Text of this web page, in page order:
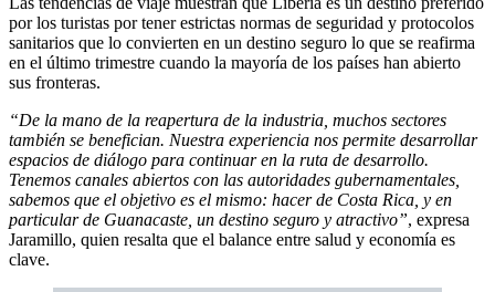
por los turistas por tener estrictas normas de seguridad y protocolos
sanitarios que lo convierten en un destino seguro lo que se reafirma
en el último trimestre cuando la mayoría de los países han abierto
sus fronteras.
“De la mano de la reapertura de la industria, muchos sectores
también se benefician. Nuestra experiencia nos permite desarrollar
espacios de diálogo para continuar en la ruta de desarrollo.
Tenemos canales abiertos con las autoridades gubernamentales,
sabemos que el objetivo es el mismo: hacer de Costa Rica, y en
particular de Guanacaste, un destino seguro y atractivo”, expresa
Jaramillo, quien resalta que el balance entre salud y economía es
clave.